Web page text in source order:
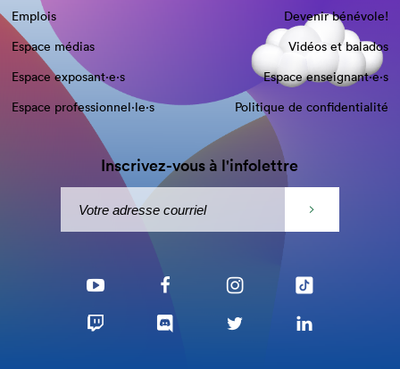
Emplois
Devenir bénévole!
Espace médias
Vidéos et balados
Espace exposant·e⋅s
Espace enseignant·e⋅s
Espace professionnel·le⋅s
Politique de confidentialité
Inscrivez-vous à l'infolettre